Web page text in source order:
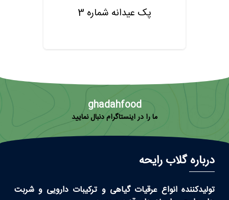
پک عیدانه شماره 3
ghadahfood
ما را در اینستاگرام دنبال نمایید
درباره گلاب رایحه
تولیدکننده انواع عرقیات گیاهی و ترکیبات دارویی و شربت